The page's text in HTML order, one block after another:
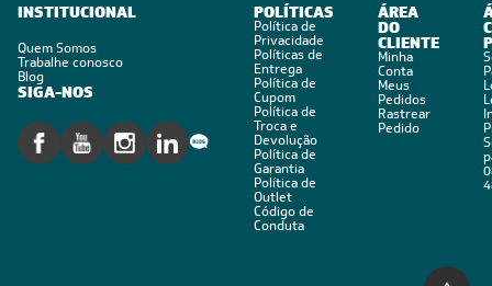
INSTITUCIONAL
Quem Somos
Trabalhe conosco
Blog
SIGA-NOS
POLÍTICAS
Política de
Privacidade
Políticas de
Entrega
Política de
Cupom
Política de
Troca e
Devolução
Política de
Garantia
Política de
Outlet
Código de
Conduta
ÁREA
DO
CLIENTE
Minha
Conta
Meus
Pedidos
Rastrear
Pedido